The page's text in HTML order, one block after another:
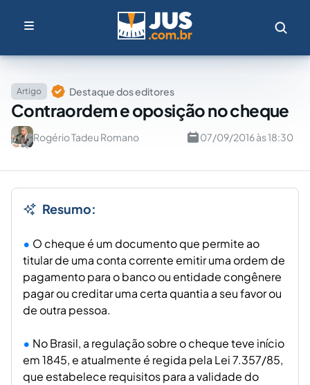
Artigo Destaque dos editores
Contraordem e oposição no cheque
Rogério Tadeu Romano 07/09/2016 às 18:30
Resumo:
O cheque é um documento que permite ao
titular de uma conta corrente emitir uma ordem de
pagamento para o banco ou entidade congênere
pagar ou creditar uma certa quantia a seu favor ou
de outra pessoa.
No Brasil, a regulação sobre o cheque teve início
em 1845, e atualmente é regida pela Lei 7.357/85,
que estabelece requisitos para a validade do